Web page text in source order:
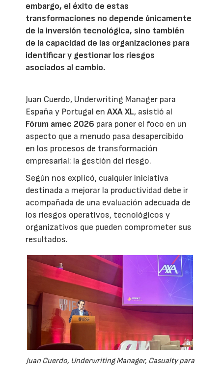
embargo, el éxito de estas
transformaciones no depende únicamente
de la inversión tecnológica, sino también
de la capacidad de las organizaciones para
identificar y gestionar los riesgos
asociados al cambio.
Juan Cuerdo, Underwriting Manager para
España y Portugal enAXA XL, asistió al
Fórum amec 2026 para poner el foco en un
aspecto que a menudo pasa desapercibido
en los procesos de transformación
empresarial: la gestión del riesgo.
Según nos explicó, cualquier iniciativa
destinada a mejorar la productividad debe ir
acompañada de una evaluación adecuada de
los riesgos operativos, tecnológicos y
organizativos que pueden comprometer sus
resultados.
Juan Cuerdo, Underwriting Manager, Casualty para